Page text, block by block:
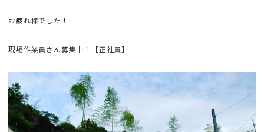
お疲れ様でした！
現場作業員さん募集中！【正社員】